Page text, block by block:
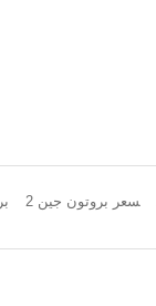
سعر بروتون جين 2